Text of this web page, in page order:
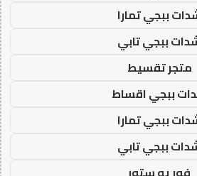
ببجي تمارا
ببجي تابي
متجر تقسيط
ببجي اقساط
ببجي تمارا
ببجي تابي